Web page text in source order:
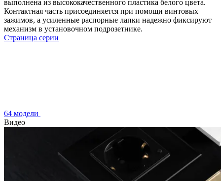
выполнена из высококачественного пластика белого цвета.
Контактная часть присоединяется при помощи винтовых
зажимов, а усиленные распорные лапки надежно фиксируют
механизм в установочном подрозетнике.
Страница серии
64 модели
Видео